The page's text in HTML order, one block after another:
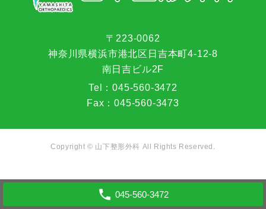
〒223-0062
神奈川県横浜市港北区日吉本町4-12-8
南日吉ビル2F
Tel：045-560-3472
Fax：045-560-3473
Copyright © 山下整形外科 All Rights Reserved.